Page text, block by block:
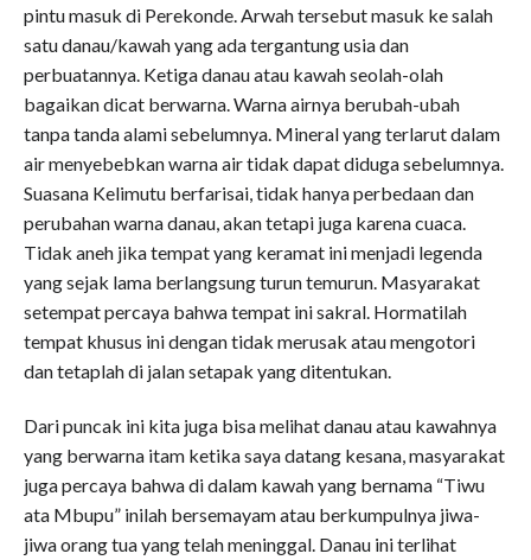
pintu masuk di Perekonde. Arwah tersebut masuk ke salah
satu danau/kawah yang ada tergantung usia dan
perbuatannya. Ketiga danau atau kawah seolah-olah
bagaikan dicat berwarna. Warna airnya berubah-ubah
tanpa tanda alami sebelumnya. Mineral yang terlarut dalam
air menyebebkan warna air tidak dapat diduga sebelumnya.
Suasana Kelimutu berfarisai, tidak hanya perbedaan dan
perubahan warna danau, akan tetapi juga karena cuaca.
Tidak aneh jika tempat yang keramat ini menjadi legenda
yang sejak lama berlangsung turun temurun. Masyarakat
setempat percaya bahwa tempat ini sakral. Hormatilah
tempat khusus ini dengan tidak merusak atau mengotori
dan tetaplah di jalan setapak yang ditentukan.
Dari puncak ini kita juga bisa melihat danau atau kawahnya
yang berwarna itam ketika saya datang kesana, masyarakat
juga percaya bahwa di dalam kawah yang bernama “Tiwu
ata Mbupu” inilah bersemayam atau berkumpulnya jiwa-
jiwa orang tua yang telah meninggal. Danau ini terlihat